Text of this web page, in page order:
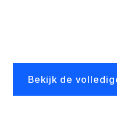
Bekijk de